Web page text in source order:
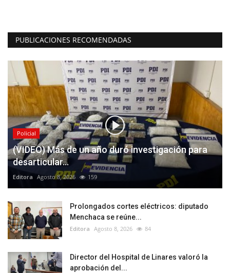
PUBLICACIONES RECOMENDADAS
Policial
(VIDEO) Más de un año duró investigación para
desarticular...
Editora Agosto 8, 2026 159
Prolongados cortes eléctricos: diputado
Menchaca se reúne...
Editora Agosto 8, 2026 84
Director del Hospital de Linares valoró la
aprobación del...